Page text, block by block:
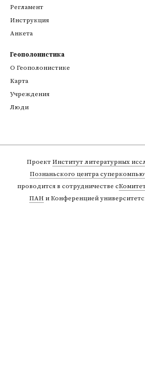
Регламент
Инструкция
Анкета
Геополонистика
О Геополонистике
Kарта
Учреждения
Люди
ПроектИнститут литературных
Познаньского центра
проводится в сотрудничестве с
ПАНи Конференцией